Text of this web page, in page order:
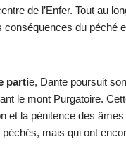
de l’Enfer. Tout au
conséquences du péché
partie, Dante poursuit
le mont Purgatoire.
et la pénitence des
mais qui ont